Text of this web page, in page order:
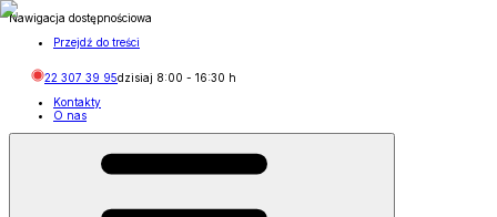
Nawigacja dostępnościowa
Przejdź do treści
22 307 39 95dzisiaj 8:00 - 16:30 h
Kontakty
O nas